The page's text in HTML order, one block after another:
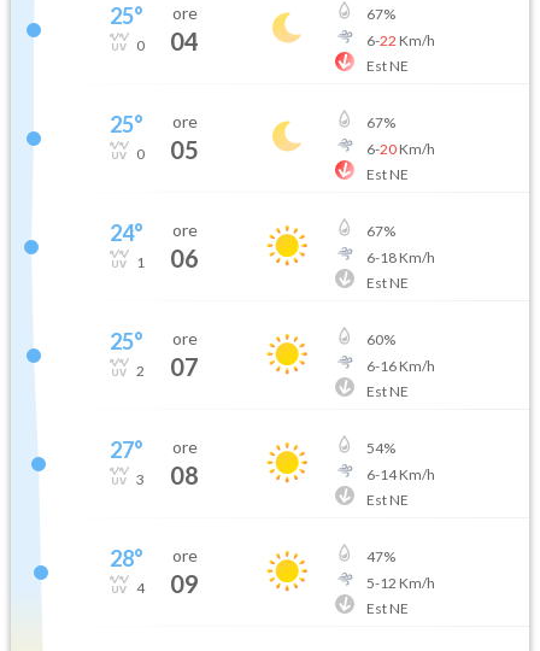
25°
0
ore
04
67%
6-22 Km/h
Est NE
25°
0
ore
05
67%
6-20Km/h
Est NE
24°
1
ore
06
67%
6-18Km/h
Est NE
25°
2
ore
07
60%
6-16Km/h
Est NE
27°
3
ore
08
54%
6-14Km/h
Est NE
28°
4
ore
09
47%
5-12 Km/h
Est NE